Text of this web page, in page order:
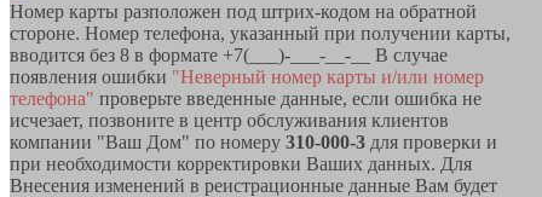
Номер карты разположен под штрих-кодом на обратной
стороне. Номер телефона, указанный при получении карты,
вводится без 8 в формате +7(___)-___-__-__ В случае
появления ошибки "Неверный номер карты и/или номер
телефона" проверьте введенные данные, если ошибка не
исчезает, позвоните в центр обслуживания клиентов
компании "Ваш Дом" по номеру 310-000-3 для проверки и
при необходимости корректировки Ваших данных. Для
Внесения изменений в реистрационные данные Вам будет